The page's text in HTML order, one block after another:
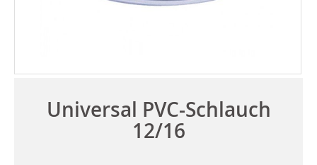
Universal PVC-Schlauch
12/16